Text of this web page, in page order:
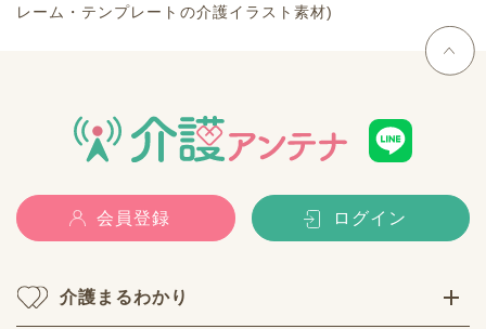
レーム・テンプレートの介護イラスト素材)
会員登録 ログイン
介護まるわかり